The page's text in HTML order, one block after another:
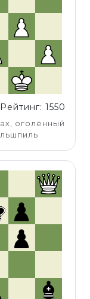
Рейтинг: 1550
оголённый